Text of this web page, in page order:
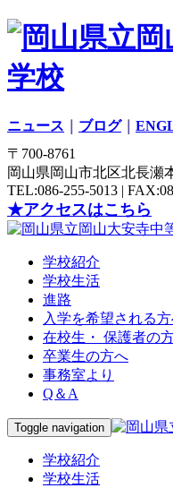
ニュース ブログ｜
〒700-8761
岡山県岡山市北区北長瀬
TEL:086-255-5013 |
★アクセスはこちら
学校紹介
学校生活
進路
入学を希望される
在校生・ 保護者の
卒業生の方へ
事務室より
Q＆A
Toggle navigation
学校紹介
学校生活